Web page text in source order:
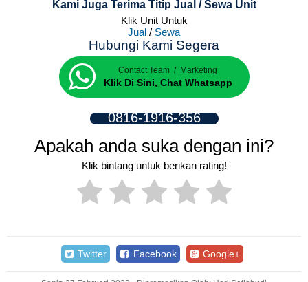
Kami Juga Terima Titip Jual / Sewa Unit
Klik Unit Untuk
Jual / Sewa
Hubungi Kami Segera
Contact Team / Marketing
Klik Di Sini, Chat Whatsapp
0816-1916-356
Apakah anda suka dengan ini?
Klik bintang untuk berikan rating!
Twitter Facebook Google+